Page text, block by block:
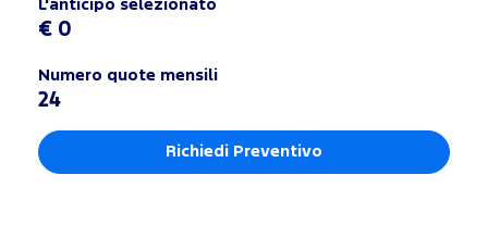
L'anticipo selezionato
€ 0
Numero quote mensili
24
Richiedi Preventivo